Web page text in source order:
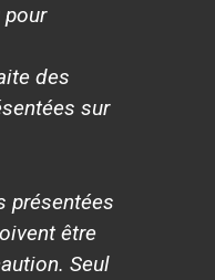
pour
des
sur
présentées
être
Seul